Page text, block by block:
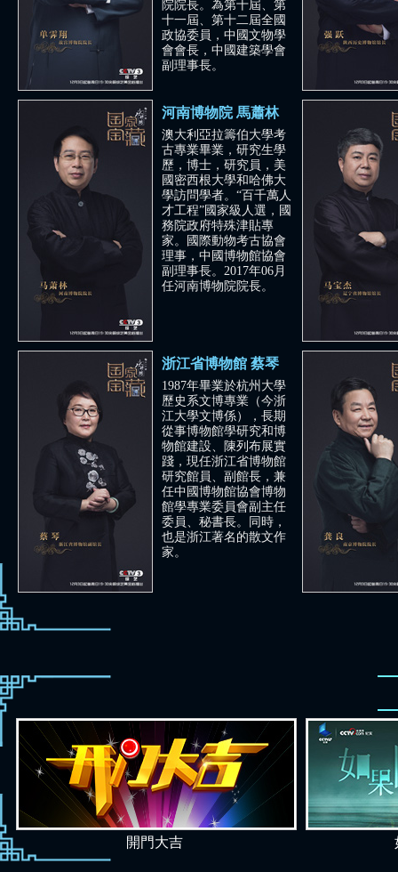
國寶守護人：任重
商鞅方升
國寶守護人：黃磊
辛追墓T形帛畫
國寶守護人：雷佳
長沙窯青釉褐彩詩文執壺
國寶守護人：何炅
葡萄花鳥紋銀香囊
國寶守護人：馬蘇
杜虎符
國寶守護人：劉奕君
院院長。為第十屆、第
十一屆、第十二屆全國
政協委員，中國文物學
會會長，中國建築學會
副理事長。
河南博物院 馬蕭林
澳大利亞拉籌伯大學考
古專業畢業，研究生學
歷，博士，研究員，美
國密西根大學和哈佛大
學訪問學者。“百千萬人
才工程”國家級人選，國
務院政府特殊津貼專
家。國際動物考古協會
理事，中國博物館協會
副理事長。2017年06月
任河南博物院院長。
浙江省博物館 蔡琴
1987年畢業於杭州大學
歷史系文博專業（今浙
江大學文博係），長期
從事博物館學研究和博
物館建設、陳列布展實
踐，現任浙江省博物館
研究館員、副館長，兼
任中國博物館協會博物
館學專業委員會副主任
委員、秘書長。同時，
也是浙江著名的散文作
家。
開門大吉